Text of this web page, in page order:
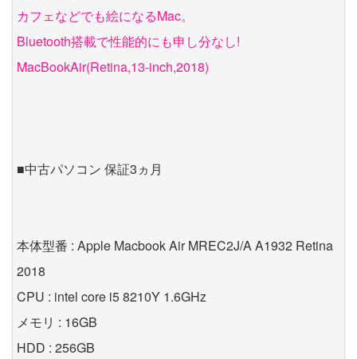
カフェなどでも絵になるMac。
Bluetooth搭載で性能的にも申し分なし!
MacBookAir(Retina,13-inch,2018)
■中古パソコン 保証3ヵ月
本体型番 : Apple Macbook Air MREC2J/A A1932 Retina
2018
CPU : intel core i5 8210Y 1.6GHz
メモリ : 16GB
HDD : 256GB